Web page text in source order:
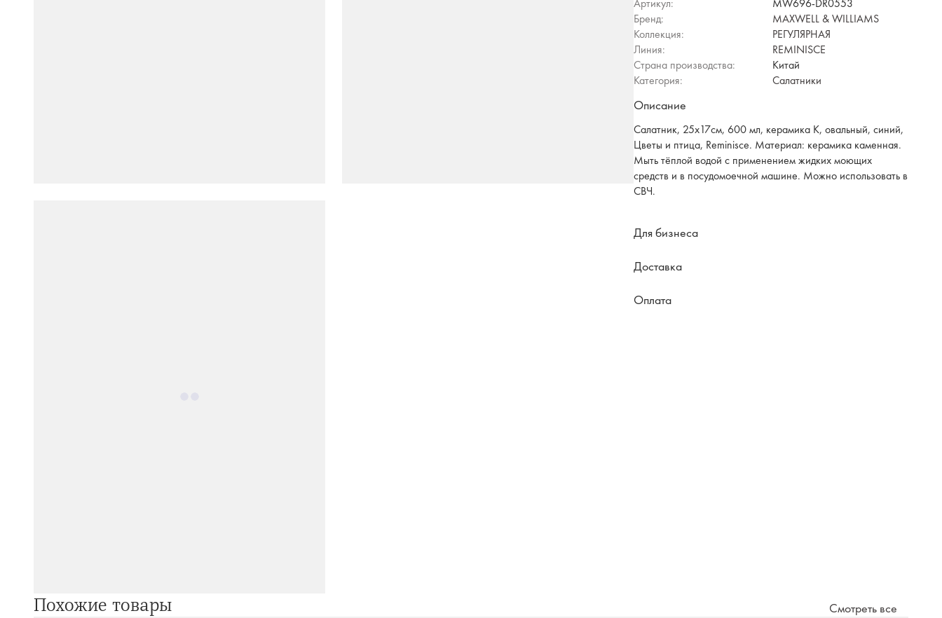
Артикул:
MW696-DR0553
Бренд:
MAXWELL & WILLIAMS
Коллекция:
РЕГУЛЯРНАЯ
Линия:
REMINISCE
Страна производства:
Китай
Категория:
Салатники
Описание
Салатник, 25х17см, 600 мл, керамика К, овальный, синий,
Цветы и птица, Reminisce. Материал: керамика каменная.
Мыть тёплой водой с применением жидких моющих
средств и в посудомоечной машине. Можно использовать в
СВЧ.
Для бизнеса
Доставка
Оплата
Похожие товары Смотреть все